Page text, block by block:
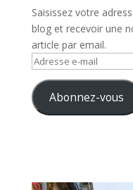
Saisissez votre
blog et recevoir une
article par email.
Adresse
mail Abonnez-vous